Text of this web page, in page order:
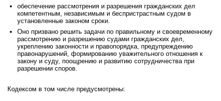
обеспечение рассмотрения и разрешения гражданских дел
компетентным, независимым и беспристрастным судом в
установленные законом сроки.
Оно призвано решить задачи по правильному и своевременному
рассмотрению и разрешению судами гражданских дел,
укреплению законности и правопорядка, предупреждению
правонарушений, формированию уважительного отношения к
закону и суду, поощрению и развитию сотрудничества при
разрешении споров.
Кодексом в том числе предусмотрены: